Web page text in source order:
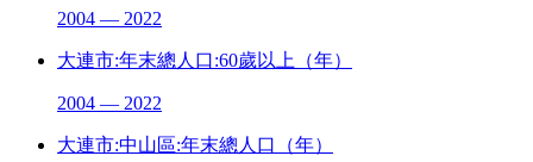
2004 — 2022
大連市:年末總人口:60歲以上（年）
2004 — 2022
大連市:中山區:年末總人口（年）